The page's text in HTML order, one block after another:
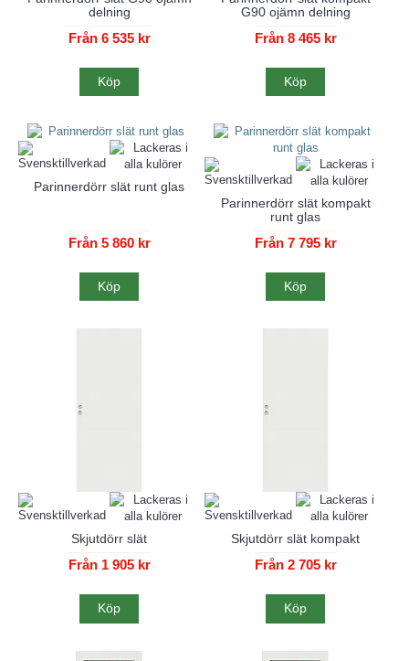
delning
Från 6 535 kr
Köp
G90 ojämn delning
Från 8 465 kr
Köp
Parinnerdörr slät runt glas
Från 5 860 kr
Köp
Parinnerdörr slät kompakt
runt glas
Från 7 795 kr
Köp
Skjutdörr slät
Från 1 905 kr
Köp
Skjutdörr slät kompakt
Från 2 705 kr
Köp